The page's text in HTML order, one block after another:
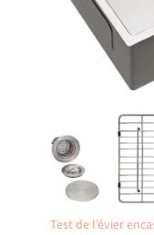
la réception de votre colis,
pas à nous contacter !
répondrons dans les 24
Test de l’évier